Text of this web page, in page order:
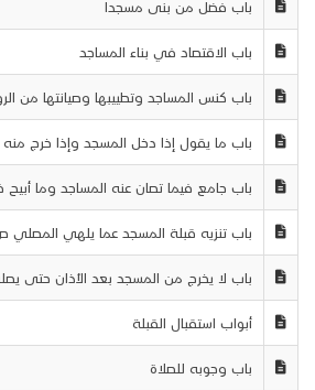
باب فضل من بنى مسجدا
باب الاقتصاد في بناء المساجد
باب كنس المساجد وتطييبها وصيانتها من
باب ما يقول إذا دخل المسجد وإذا خرج منه
باب جامع فيما تصان عنه المساجد وما أبيح
باب تنزيه قبلة المسجد عما يلهي المصلي ص
باب لا يخرج من المسجد بعد الأذان حتى
أبواب استقبال القبلة
باب وجوبه للصلاة